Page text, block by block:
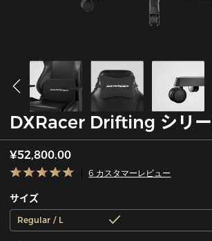
DXRacer Drifting シリ
¥52,800.00
6 カスタマーレビュー
サイズ
Regular / L